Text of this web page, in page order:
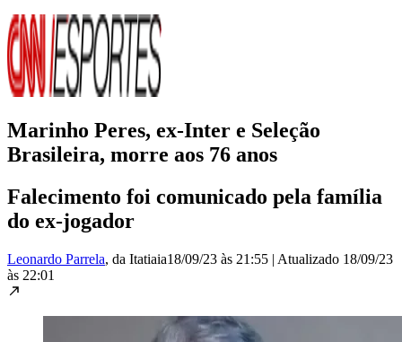
Marinho Peres, ex-Inter e Seleção
Brasileira, morre aos 76 anos
Falecimento foi comunicado pela família
do ex-jogador
Leonardo Parrela, da Itatiaia18/09/23 às 21:55 | Atualizado 18/09/23
às 22:01